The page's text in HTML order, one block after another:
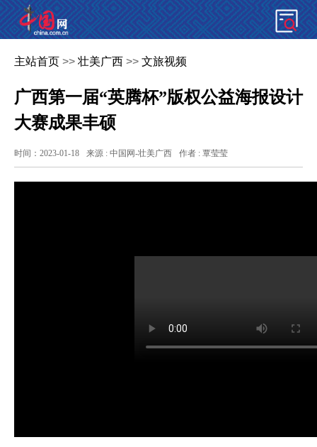
主站首页 >> 壮美广西 >> 文旅视频
广西第一届“英腾杯”版权公益海报设计
大赛成果丰硕
时间：2023-01-18 来源 : 中国网-壮美广西 作者 : 覃莹莹